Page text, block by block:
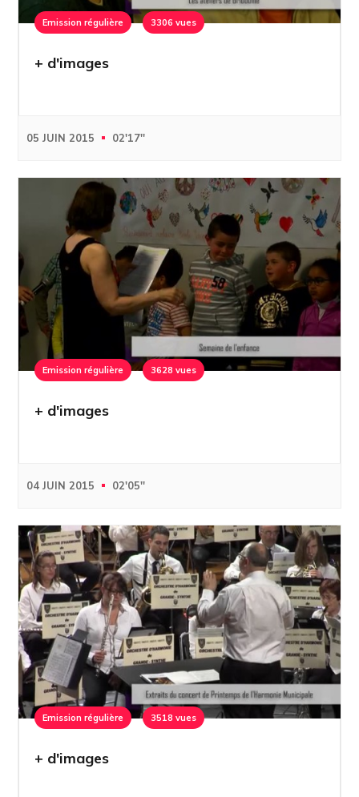
Emission régulière 3306 vues
+ d'images
05 JUIN 2015 02'17''
Emission régulière 3628 vues
+ d'images
04 JUIN 2015 02'05''
Emission régulière 3518 vues
+ d'images